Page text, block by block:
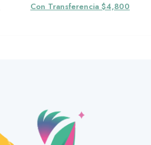
Con Transferencia $4,800